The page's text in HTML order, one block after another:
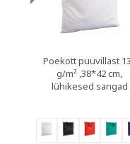
Poekott puuvillast
g/m² ,38*42 cm,
lühikesed sangad